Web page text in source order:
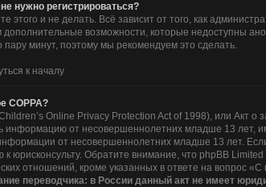
нужно регистрироваться?
этого и не делать. Всё зависит от того, как
дополнительные возможности, которые недоступны
пару минут, поэтому мы рекомендуем это сделать.
к началу
COPPA?
Online Privacy Protection Act of 1998), или Акт
информацию от несовершеннолетних младше 13 лет,
от несовершеннолетних младше 13 лет.
к юрисконсульту. Обратите внимание, что phpBB
отношений, кроме указанных в ответе на вопрос
переводчика: в России данный акт не имеет